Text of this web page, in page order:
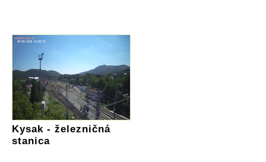
Kysak - železničná
stanica